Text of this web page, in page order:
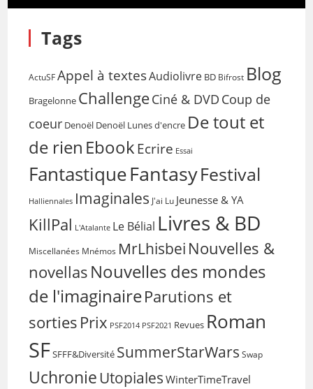
Tags
ActuSF Appel à textesAudiolivre BD Bifrost Blog
Bragelonne ChallengeCiné & DVD Coup de
coeur Denoël Denoël Lunes d'encre De tout et
de rien EbookEcrire Essai
FantastiqueFantasyFestival
Halliennales Imaginales J'ai Lu Jeunesse & YA
KillPal L'Atalante Le Bélial Livres & BD
Miscellanées Mnémos MrLhisbei Nouvelles &
novellas Nouvelles des mondes
de l'imaginaireParutions et
sorties Prix PSF2014 PSF2021 Revues Roman
SFSFFF&Diversité SummerStarWars Swap
Uchronie Utopiales WinterTimeTravel